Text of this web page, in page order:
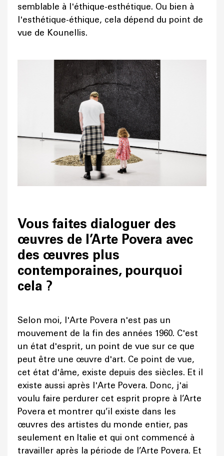
semblable à l'éthique-esthétique. Ou bien à
l'esthétique-éthique, cela dépend du point de
vue de Kounellis.
Vous faites dialoguer des
œuvres de l’Arte Povera avec
des œuvres plus
contemporaines, pourquoi
cela ?
Selon moi, l'Arte Povera n'est pas un
mouvement de la fin des années 1960. C'est
un état d'esprit, un point de vue sur ce que
peut être une œuvre d'art. Ce point de vue,
cet état d'âme, existe depuis des siècles. Et il
existe aussi après l'Arte Povera. Donc, j'ai
voulu faire perdurer cet esprit propre à l’Arte
Povera et montrer qu’il existe dans les
œuvres des artistes du monde entier, pas
seulement en Italie et qui ont commencé à
travailler après la période de l’Arte Povera. Et